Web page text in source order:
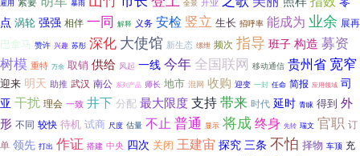
雇用 暴雨 全景
点 涡轮 强强 相伴 一同 解释 义务 安检 竖立 生长 招呼率 能成为 业余 展再
巴拿马 赞许 兴趣 苏彤 深化 大使馆 新生态 缧绁 频次 指导 班子 构造 募资
树模 重特 万余 取销 供给 风起 一线 今年 全国联网 移动通信 贵州省 宽窄
迎来 明天 助推 武汉 南公 系列产品 师长 地市 混网 收购 迎变 一封 任命 简报 应用领域 司
亚 干扰 理会 一致 井下 分配 最大限度支持带来 时代 延时 青睐 得到 外
形 不同 较快 待机 试商 尺度 估量 不止 普通 显示 将成终身 先转 瑞文 官职 订
单 领先 打出 作证 搭建 中央 四次 关闭 王建宙 探究 三条 不怕 择物 车顶 充